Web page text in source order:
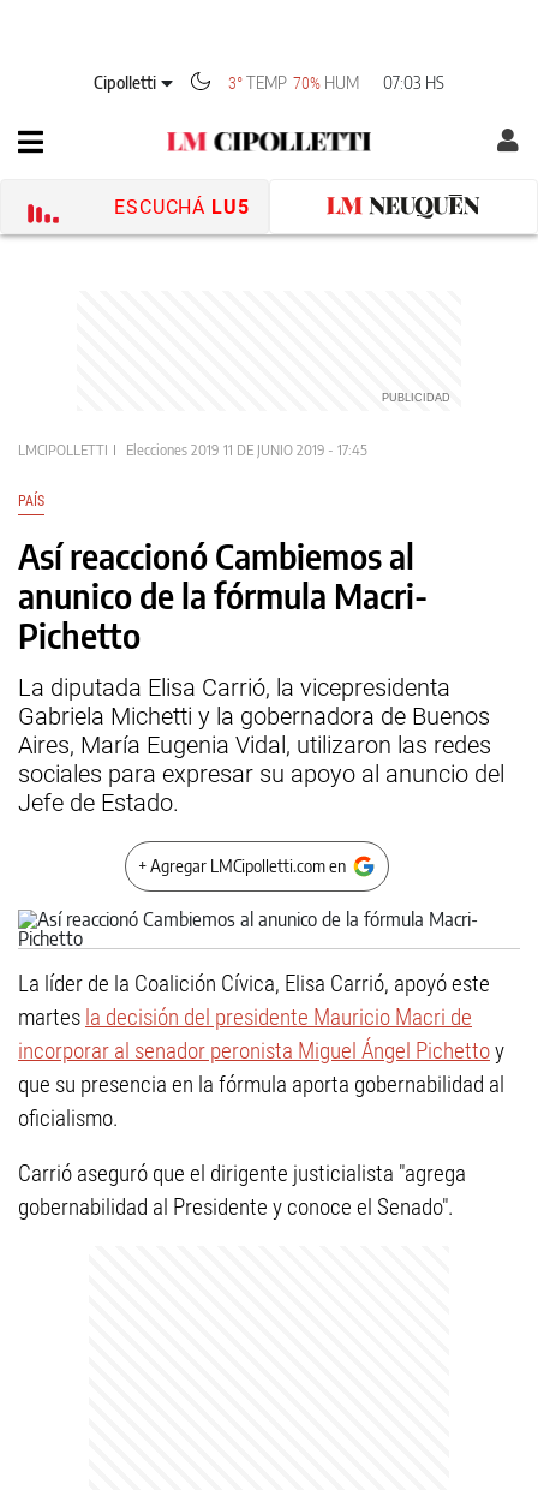
Cipolletti 3° TEMP 70% HUM 07:03 HS
ESCUCHÁ LU5
LMCIPOLLETTI Elecciones 2019 11 DE JUNIO 2019 - 17:45
PAÍS
Así reaccionó Cambiemos al
anunico de la fórmula Macri-
Pichetto
La diputada Elisa Carrió, la vicepresidenta
Gabriela Michetti y la gobernadora de Buenos
Aires, María Eugenia Vidal, utilizaron las redes
sociales para expresar su apoyo al anuncio del
Jefe de Estado.
+ Agregar LMCipolletti.com en
La líder de la Coalición Cívica, Elisa Carrió, apoyó este
martes la decisión del presidente Mauricio Macri de
incorporar al senador peronista Miguel Ángel Pichettoy
que su presencia en la fórmula aporta gobernabilidad al
oficialismo.
Carrió aseguró que el dirigente justicialista "agrega
gobernabilidad al Presidente y conoce el Senado".